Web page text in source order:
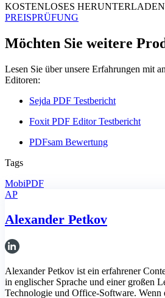
KOSTENLOSES HERUNTERLADEN
PREISPRÜFUNG
Möchten Sie weitere
Lesen Sie über unsere Erfahrungen mit
Editoren:
Sejda PDF Testbericht
Foxit PDF Editor Testbericht
PDFsam Bewertung
Tags
MobiPDF
AP
Alexander Petkov
Alexander Petkov ist ein erfahrener
in englischer Sprache und einer großen
Technologie und Office-Software. Wenn